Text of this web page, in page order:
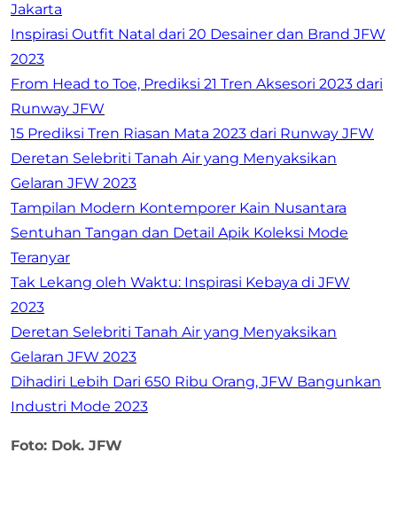
Jakarta
Inspirasi Outfit Natal dari 20 Desainer dan Brand JFW
2023
From Head to Toe, Prediksi 21 Tren Aksesori 2023 dari
Runway JFW
15 Prediksi Tren Riasan Mata 2023 dari Runway JFW
Deretan Selebriti Tanah Air yang Menyaksikan
Gelaran JFW 2023
Tampilan Modern Kontemporer Kain Nusantara
Sentuhan Tangan dan Detail Apik Koleksi Mode
Teranyar
Tak Lekang oleh Waktu: Inspirasi Kebaya di JFW
2023
Deretan Selebriti Tanah Air yang Menyaksikan
Gelaran JFW 2023
Dihadiri Lebih Dari 650 Ribu Orang, JFW Bangunkan
Industri Mode 2023
Foto: Dok. JFW